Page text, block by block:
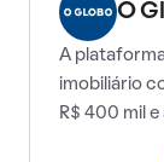
O
A
imobiliário
R$ 400 mil